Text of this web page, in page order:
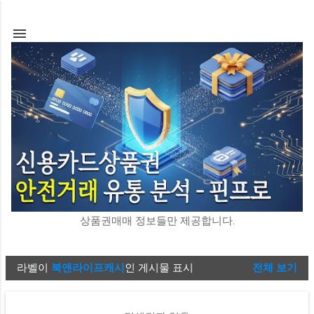
상품권매매 정보들만 제공합니다.
글
라벨이 북앤라이프캐시인 게시물 표시 전체 보기